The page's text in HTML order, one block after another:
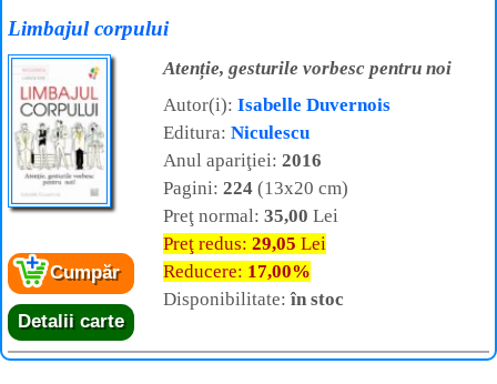
Limbajul corpului
Cumpăr
Detalii carte
Atenție, gesturile vorbesc pentru noi
Autor(i): Isabelle Duvernois
Editura: Niculescu
Anul apariţiei: 2016
Pagini: 224 (13x20 cm)
Preţ normal: 35,00 Lei
Preţ redus: 29,05 Lei
Reducere: 17,00%
Disponibilitate:în stoc